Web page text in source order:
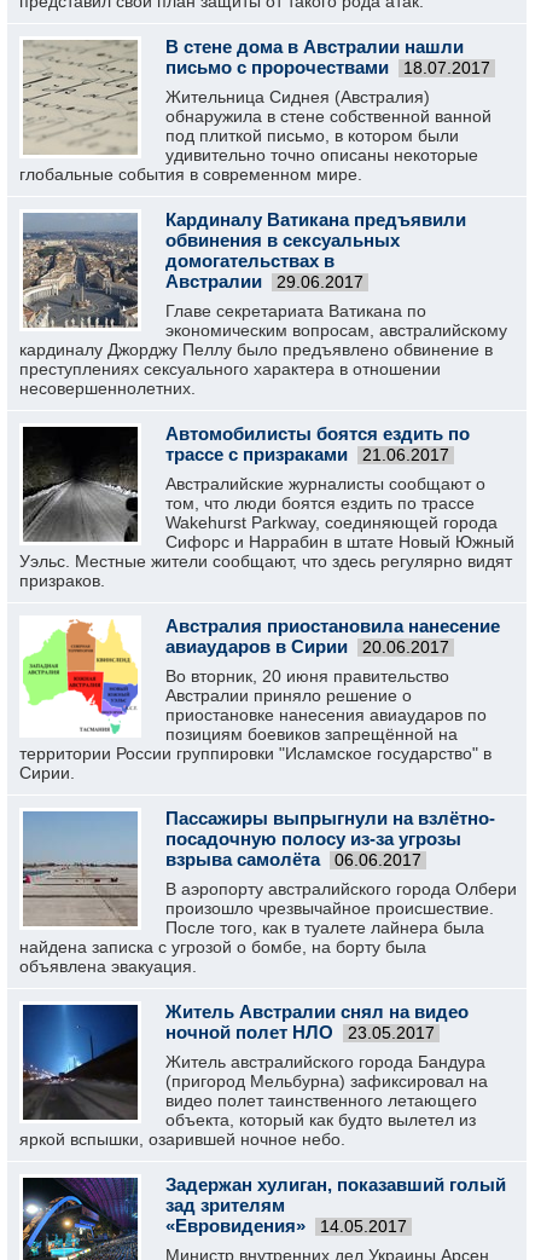
В стене дома в Австралии нашли
письмо с пророчествами
18.07.2017
Жительница Сиднея (Австралия)
обнаружила в стене собственной ванной
под плиткой письмо, в котором были
удивительно точно описаны некоторые
глобальные события в современном мире.
Кардиналу Ватикана предъявили
обвинения в сексуальных
домогательствах в
Австралии
29.06.2017
Главе секретариата Ватикана по
экономическим вопросам, австралийскому
кардиналу Джорджу Пеллу было предъявлено обвинение в
преступлениях сексуального характера в отношении
несовершеннолетних.
Автомобилисты боятся ездить по
трассе с призраками
21.06.2017
Австралийские журналисты сообщают о
том, что люди боятся ездить по трассе
Wakehurst Parkway, соединяющей города
Сифорс и Наррабин в штате Новый Южный
Уэльс. Местные жители сообщают, что здесь регулярно видят
призраков.
Австралия приостановила нанесение
авиаударов в Сирии
20.06.2017
Во вторник, 20 июня правительство
Австралии приняло решение о
приостановке нанесения авиаударов по
позициям боевиков запрещённой на
территории России группировки "Исламское государство" в
Сирии.
Пассажиры выпрыгнули на взлётно-
посадочную полосу из-за угрозы
взрыва самолёта
06.06.2017
В аэропорту австралийского города Олбери
произошло чрезвычайное происшествие.
После того, как в туалете лайнера была
найдена записка с угрозой о бомбе, на борту была
объявлена эвакуация.
Житель Австралии снял на видео
ночной полет НЛО
23.05.2017
Житель австралийского города Бандура
(пригород Мельбурна) зафиксировал на
видео полет таинственного летающего
объекта, который как будто вылетел из
яркой вспышки, озарившей ночное небо.
Задержан хулиган, показавший голый
зад зрителям
«Евровидения»
14.05.2017
Министр внутренних дел Украины Арсен